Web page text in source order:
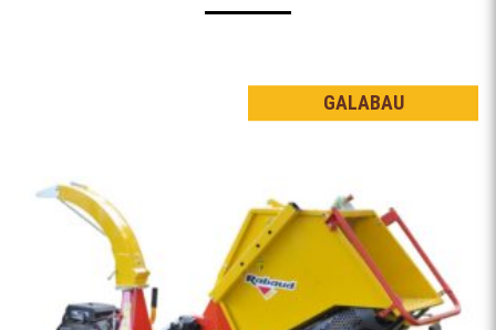
GALABAU